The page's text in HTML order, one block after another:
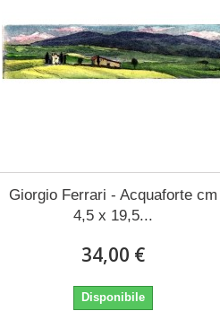
Giorgio Ferrari - Acquaforte cm
4,5 x 19,5...
34,00 €
Disponibile